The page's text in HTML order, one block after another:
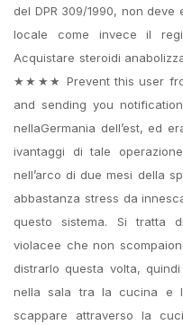
del DPR 309/1990, non deve
locale come invece il
Acquistare steroidi
★★★★ Prevent this user
and sending you
nellaGermania dell’est, ed
ivantaggi di tale
nell’arco di due mesi della
abbastanza stress da
questo sistema. Si tratta
violacee che non
distrarlo questa volta,
nella sala tra la cucina e
scappare attraverso la